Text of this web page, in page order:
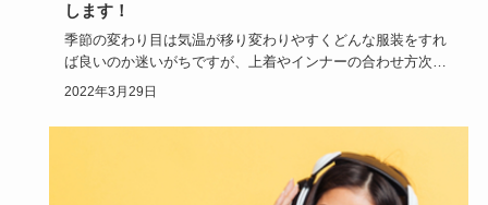
します！
季節の変わり目は気温が移り変わりやすくどんな服装をすれ
ば良いのか迷いがちですが、上着やインナーの合わせ方次第
で暑さにも寒さ…
2022年3月29日